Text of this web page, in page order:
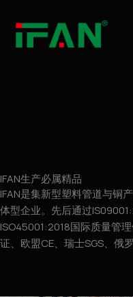
IFAN生产必属精品
IFAN是集新型塑料管道与铜
体型企业。先后通过
ISO45001:2018国际质量管
证、欧盟CE、瑞士SGS、俄